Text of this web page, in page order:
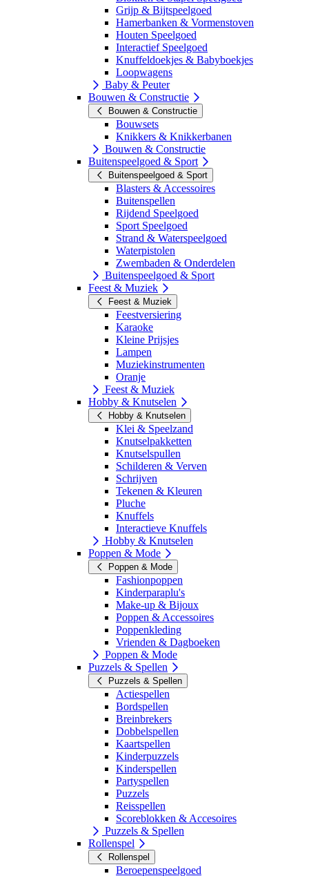
Grijp & Bijtspeelgoed
Hamerbanken & Vormenstoven
Houten Speelgoed
Interactief Speelgoed
Knuffeldoekjes & Babyboekjes
Loopwagens
Baby & Peuter
Bouwen & Constructie
Bouwen & Constructie
Bouwsets
Knikkers & Knikkerbanen
Bouwen & Constructie
Buitenspeelgoed & Sport
Buitenspeelgoed & Sport
Blasters & Accessoires
Buitenspellen
Rijdend Speelgoed
Sport Speelgoed
Strand & Waterspeelgoed
Waterpistolen
Zwembaden & Onderdelen
Buitenspeelgoed & Sport
Feest & Muziek
Feest & Muziek
Feestversiering
Karaoke
Kleine Prijsjes
Lampen
Muziekinstrumenten
Oranje
Feest & Muziek
Hobby & Knutselen
Hobby & Knutselen
Klei & Speelzand
Knutselpakketten
Knutselspullen
Schilderen & Verven
Schrijven
Tekenen & Kleuren
Pluche
Knuffels
Interactieve Knuffels
Hobby & Knutselen
Poppen & Mode
Poppen & Mode
Fashionpoppen
Kinderparaplu's
Make-up & Bijoux
Poppen & Accessoires
Poppenkleding
Vrienden & Dagboeken
Poppen & Mode
Puzzels & Spellen
Puzzels & Spellen
Actiespellen
Bordspellen
Breinbrekers
Dobbelspellen
Kaartspellen
Kinderpuzzels
Kinderspellen
Partyspellen
Puzzels
Reisspellen
Scoreblokken & Accesoires
Puzzels & Spellen
Rollenspel
Rollenspel
Beroepenspeelgoed